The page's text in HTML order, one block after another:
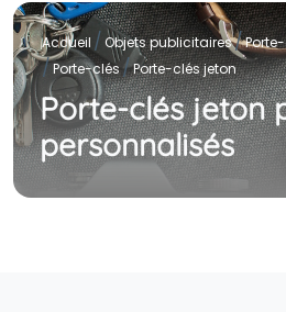
Accueil Objets publicitaires
Porte-clés
Porte-clés jeton
Porte-clés jeton
personnalisés